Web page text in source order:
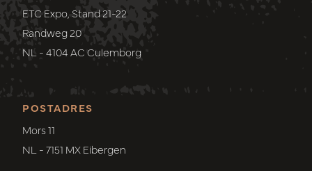
POSTADRES
Mors 11
NL - 7151 MX Eibergen
ETC Expo, Stand 21-22
Randweg 20
NL - 4104 AC Culemborg